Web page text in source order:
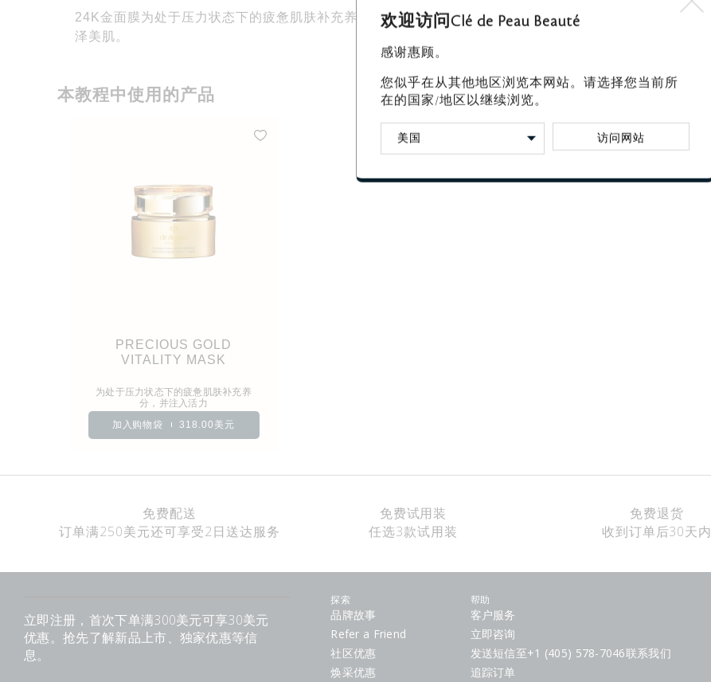
24K金面膜为处于压力状态下的疲惫肌肤补充养分，让肌肤倍感紧致，光彩照人，随时拥有金光闪闪的光
泽美肌。
本教程中使用的产品
PRECIOUS GOLD
VITALITY MASK
为处于压力状态下的疲惫肌肤补充养
分，并注入活力
加入购物袋 318.00美元
免费配送
订单满250美元还可享受2日送达服务
免费试用装
任选3款试用装
免费退货
收到订单后30天内
立即注册，首次下单满300美元可享30美元
优惠。抢先了解新品上市、独家优惠等信
息。
探索
品牌故事
Refer a Friend
社区优惠
焕采优惠
帮助
客户服务
立即咨询
发送短信至+1 (405) 578-7046联系我们
追踪订单
欢迎访问Clé de Peau Beauté
感谢惠顾。
您似乎在从其他地区浏览本网站。请选择您当前所
在的国家/地区以继续浏览。
访问网站